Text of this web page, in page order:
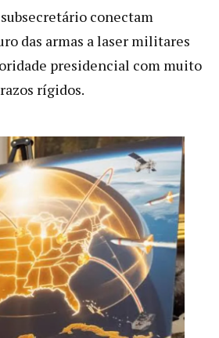
conectam
das armas a laser militares
presidencial com muito
rígidos.